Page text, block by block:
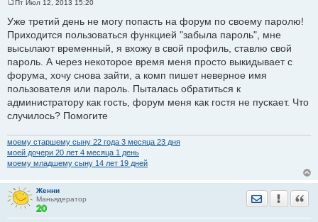
о
б
щ
е
н
е
Пт Июл 12, 2013 15:20
Уже третий день не могу попасть на форум по своему паролю!
Приходится пользоваться функцией "забыла пароль", мне
высылают временный, я вхожу в свой профиль, ставлю свой
пароль. А через некоторое время меня просто выкидывает с
форума, хочу снова зайти, а комп пишет неверное имя
пользователя или пароль. Пыталась обратиться к
администратору как гость, форум меня как гостя не пускает. Что
случилось? Помогите
моему старшему сыну 22 годa 3 месяца 23 дня
моей дочери 20 лет 4 месяца 1 день
моему младшему сыну 14 лет 19 дней
Женни
Маньядератор
Отправить